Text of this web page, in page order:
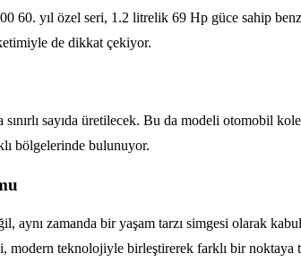
60. yıl özel seri, 1.2 litrelik 69 Hp güce sahip
de dikkat çekiyor.
sınırlı sayıda üretilecek. Bu da modeli otomobil
bölgelerinde bulunuyor.
aynı zamanda bir yaşam tarzı simgesi olarak
modern teknolojiyle birleştirerek farklı bir noktaya